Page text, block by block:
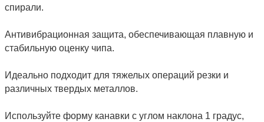
спирали.
Антивибрационная защита, обеспечивающая плавную и
стабильную оценку чипа.
Идеально подходит для тяжелых операций резки и
различных твердых металлов.
Используйте форму канавки с углом наклона 1 градус,